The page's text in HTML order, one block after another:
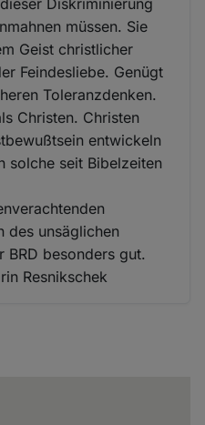
müssen. Sie
Geist christlicher
Feindesliebe. Genügt
Toleranzdenken.
Christen. Christen
entwickeln
solche seit Bibelzeiten
des unsäglichen
BRD besonders gut.
Resnikschek